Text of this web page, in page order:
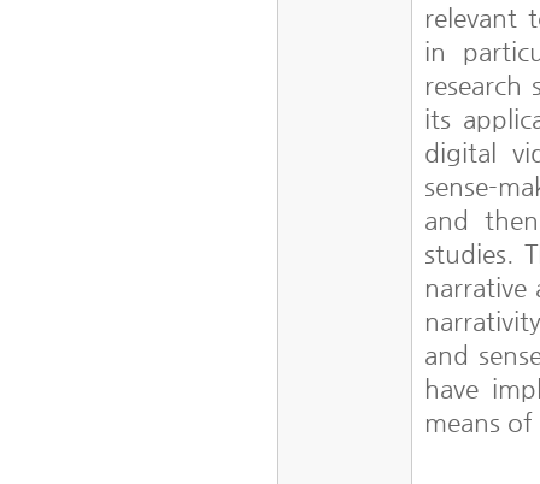
relevant
in
research
its
digital
sense-
and
studies.
narrative
and
have
means